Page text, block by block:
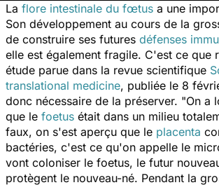
La flore intestinale du fœtus a une
Son développement au cours de la
de construire ses futures défenses
elle est également fragile. C'est ce que
étude parue dans la revue scientifique
translational medicine, publiée le 8
donc nécessaire de la préserver. "On a
que le foetus était dans un milieu
faux, on s'est aperçu que le placenta
bactéries, c'est ce qu'on appelle le
vont coloniser le foetus, le futur
protègent le nouveau-né. Pendant la